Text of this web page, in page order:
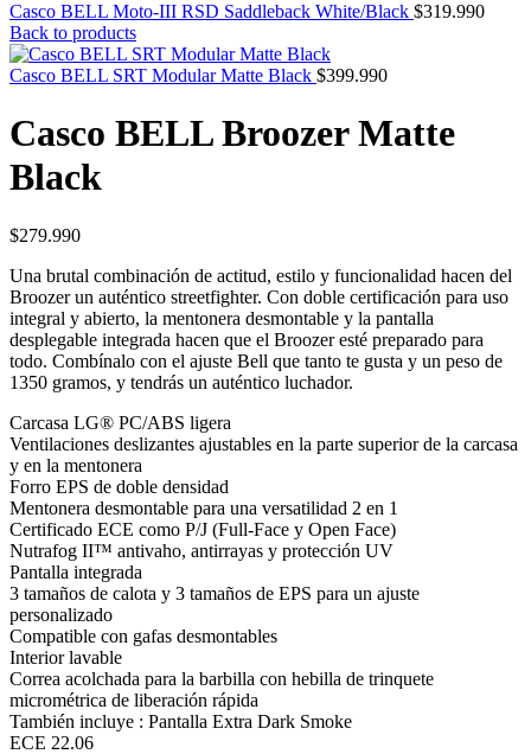
Casco BELL Moto-III RSD Saddleback White/Black $319.990
Back to products
Casco BELL SRT Modular Matte Black $399.990
Casco BELL Broozer Matte
Black
$279.990
Una brutal combinación de actitud, estilo y funcionalidad hacen del
Broozer un auténtico streetfighter. Con doble certificación para uso
integral y abierto, la mentonera desmontable y la pantalla
desplegable integrada hacen que el Broozer esté preparado para
todo. Combínalo con el ajuste Bell que tanto te gusta y un peso de
1350 gramos, y tendrás un auténtico luchador.
Carcasa LG® PC/ABS ligera
Ventilaciones deslizantes ajustables en la parte superior de la carcasa
y en la mentonera
Forro EPS de doble densidad
Mentonera desmontable para una versatilidad 2 en 1
Certificado ECE como P/J (Full-Face y Open Face)
Nutrafog II™ antivaho, antirrayas y protección UV
Pantalla integrada
3 tamaños de calota y 3 tamaños de EPS para un ajuste
personalizado
Compatible con gafas desmontables
Interior lavable
Correa acolchada para la barbilla con hebilla de trinquete
micrométrica de liberación rápida
También incluye : Pantalla Extra Dark Smoke
ECE 22.06